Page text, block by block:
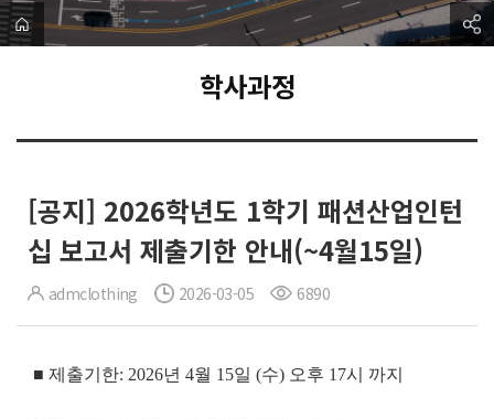
학사과정
[공지] 2026학년도 1학기 패션산업인턴
십 보고서 제출기한 안내(~4월15일)
admclothing 2026-03-05 6890
■ 제출기한: 2026년 4월 15일 (수) 오후 17시 까지